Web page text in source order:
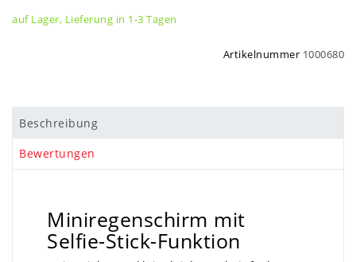
auf Lager, Lieferung in 1-3 Tagen
Artikelnummer 1000680
Beschreibung
Bewertungen
Miniregenschirm mit
Selfie-Stick-Funktion